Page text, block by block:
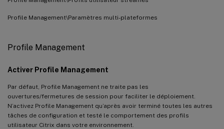
Profile Management\Paramètres multi-plateformes
Profile Management
Activer Profile Management
Par défaut, Profile Management ne traite pas les
ouvertures/fermetures de session pour faciliter le déploiement.
N’activez Profile Management qu’après avoir terminé toutes les autres
tâches de configuration et testé le comportement des profils
utilisateur Citrix dans votre environnement.